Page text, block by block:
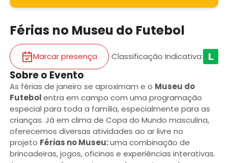
Férias no Museu do Futebol
Marcar presença Classificação Indicativa:
Sobre o Evento
As férias de janeiro se aproximam e o Museu do
Futebolentra em campo com uma programação
especial para toda a família, especialmente para as
crianças. Já em clima de Copa do Mundo masculina,
oferecemos diversas atividades ao ar livre no
projeto Férias no Museu:uma combinação de
brincadeiras, jogos, oficinas e experiências interativas.